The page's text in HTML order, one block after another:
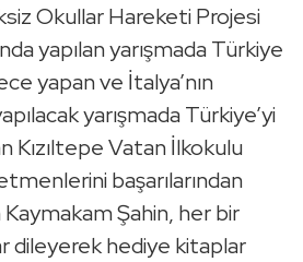
Okullar Hareketi Projesi
yapılan yarışmada Türkiye
yapan ve İtalya’nın
yarışmada Türkiye’yi
Kızıltepe Vatan İlkokulu
başarılarından
Şahin, her bir
dileyerek hediye kitaplar